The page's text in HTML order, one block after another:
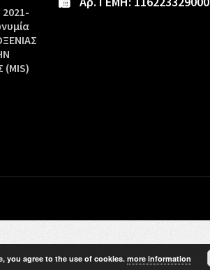
you agree to the use of cookies. more information